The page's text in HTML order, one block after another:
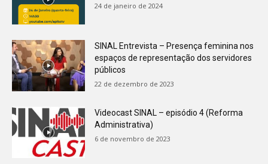
24 de janeiro de 2024
SINAL Entrevista – Presença feminina nos
espaços de representação dos servidores
públicos
22 de dezembro de 2023
Videocast SINAL – episódio 4 (Reforma
Administrativa)
6 de novembro de 2023